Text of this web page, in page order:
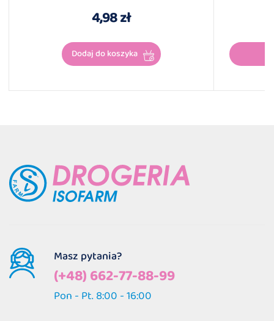
4,98 zł
Dodaj do koszyka
Masz pytania?
(+48) 662-77-88-99
Pon - Pt. 8:00 - 16:00